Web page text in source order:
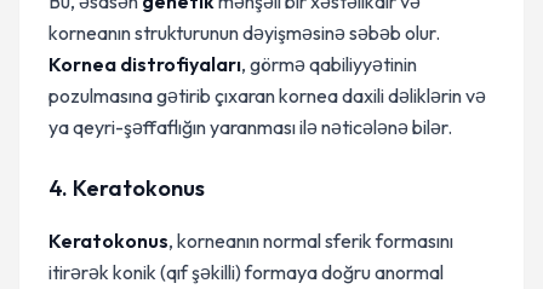
korneanın strukturunun dəyişməsinə səbəb olur.
Kornea distrofiyaları, görmə qabiliyyətinin
pozulmasına gətirib çıxaran kornea daxili dəliklərin və
ya qeyri-şəffaflığın yaranması ilə nəticələnə bilər.
4. Keratokonus
Keratokonus, korneanın normal sferik formasını
itirərək konik (qıf şəkilli) formaya doğru anormal